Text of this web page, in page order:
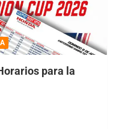
para la